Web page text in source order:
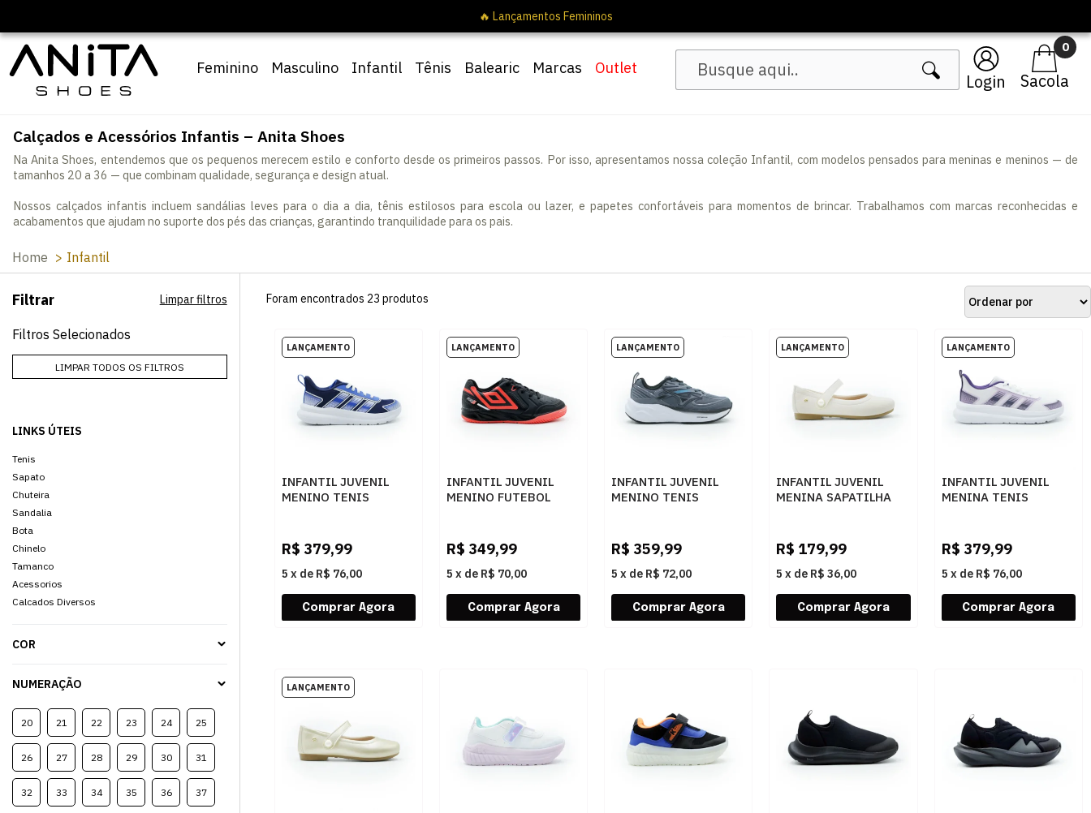
Login
0
Feminino Masculino Infantil Tênis Balearic Marcas Outlet
Calçados e Acessórios Infantis – Anita Shoes
Na Anita Shoes, entendemos que os pequenos merecem estilo e conforto desde os primeiros passos. Por isso, apresentamos nossa coleção Infantil, com modelos pensados para meninas e meninos — de
tamanhos 20 a 36 — que combinam qualidade, segurança e design atual.
Nossos calçados infantis incluem sandálias leves para o dia a dia, tênis estilosos para escola ou lazer, e papetes confortáveis para momentos de brincar. Trabalhamos com marcas reconhecidas e
acabamentos que ajudam no suporte dos pés das crianças, garantindo tranquilidade para os pais.
Home Infantil
Filtrar Limpar filtros
Filtros Selecionados
LIMPAR TODOS OS FILTROS
LINKS ÚTEIS
Tenis
Sapato
Chuteira
Sandalia
Bota
Chinelo
Tamanco
Acessorios
Calcados Diversos
COR
NUMERAÇÃO
20 21 22 23 24 25
26 27 28 29 30 31
32 33 34 35 36 37
Foram encontrados 23 produtos
INFANTIL JUVENIL
MENINO TENIS
DKBLUE/BROYAL/FTWWHT
R$ 379,99
5 x de R$ 76,00
INFANTIL JUVENIL
MENINO FUTEBOL
102PRETOCORALBRANCO
R$ 349,99
5 x de R$ 70,00
INFANTIL JUVENIL
MENINO TENIS
R$ 359,99
5 x de R$ 72,00
INFANTIL JUVENIL
MENINA SAPATILHA
R$ 179,99
5 x de R$ 36,00
INFANTIL JUVENIL
MENINA TENIS
FTWWHT/VIOLET/BLILIL
R$ 379,99
5 x de R$ 76,00